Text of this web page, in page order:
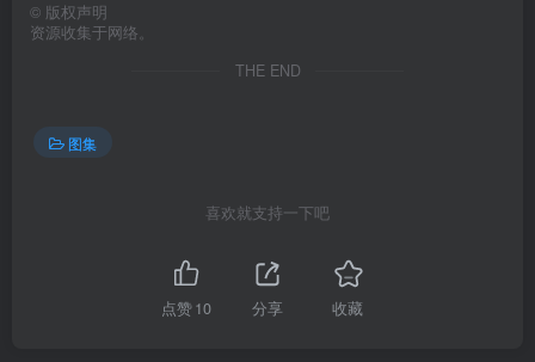
© 版权声明
资源收集于网络。
THE END
图集
喜欢就支持一下吧
点赞10 分享 收藏